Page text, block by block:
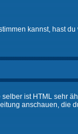
kannst, hast du
ist HTML sehr
anschauen, die